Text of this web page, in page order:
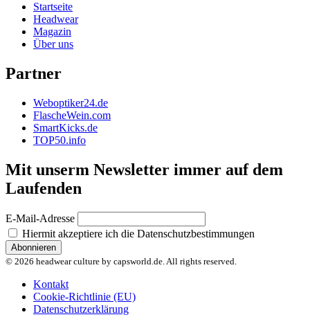
Startseite
Headwear
Magazin
Über uns
Partner
Weboptiker24.de
FlascheWein.com
SmartKicks.de
TOP50.info
Mit unserm Newsletter immer auf dem
Laufenden
E-Mail-Adresse
Hiermit akzeptiere ich die Datenschutzbestimmungen
© 2026 headwear culture by capsworld.de. All rights reserved.
Kontakt
Cookie-Richtlinie (EU)
Datenschutzerklärung